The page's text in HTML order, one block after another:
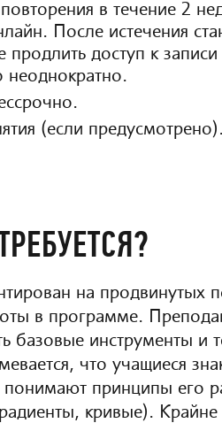
повторения в течение 2
После истечения
доступ к
неоднократно.
(если
на продвинутых
в программе.
базовые инструменты и
что учащиеся
понимают принципы его
кривые). Крайне